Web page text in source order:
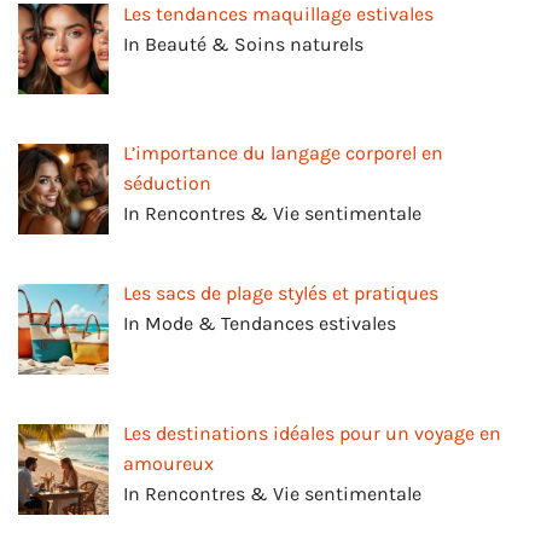
Les tendances maquillage estivales
In Beauté & Soins naturels
L’importance du langage corporel en
séduction
In Rencontres & Vie sentimentale
Les sacs de plage stylés et pratiques
In Mode & Tendances estivales
Les destinations idéales pour un voyage en
amoureux
In Rencontres & Vie sentimentale